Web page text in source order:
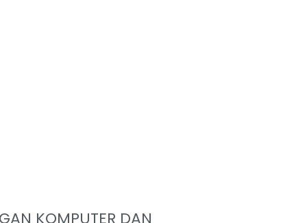
KOMPUTER DAN